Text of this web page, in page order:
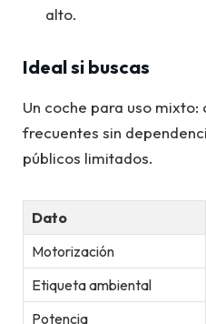
alto.
Ideal si buscas
Un coche para uso
frecuentes sin
públicos limitados.
Dato
Motorización
Etiqueta ambiental
Potencia